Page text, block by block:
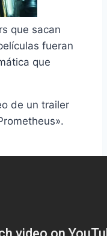
que sacan
fueran
que
de un trailer